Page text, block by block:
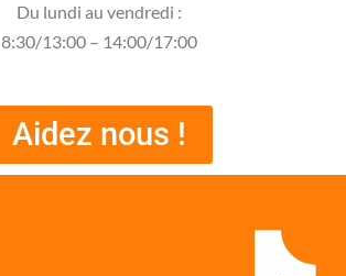
Du lundi au vendredi :
8:30/13:00 – 14:00/17:00
Aidez nous !